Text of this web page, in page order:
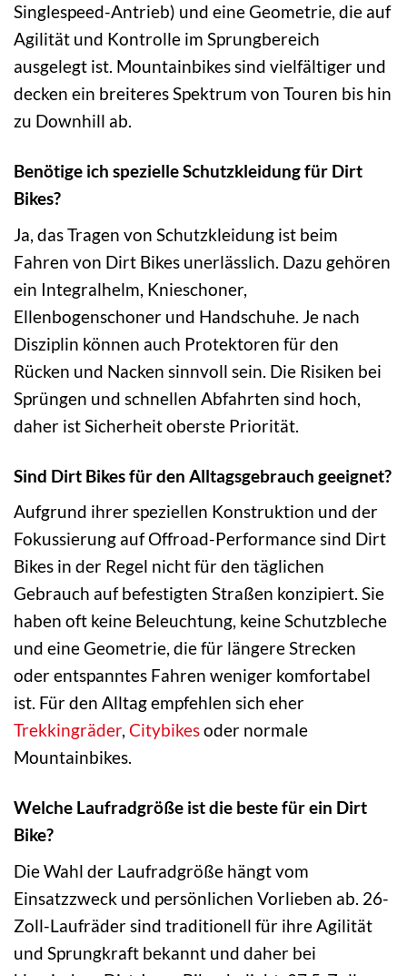
Singlespeed-Antrieb) und eine Geometrie, die auf
Agilität und Kontrolle im Sprungbereich
ausgelegt ist. Mountainbikes sind vielfältiger und
decken ein breiteres Spektrum von Touren bis hin
zu Downhill ab.
Benötige ich spezielle Schutzkleidung für Dirt
Bikes?
Ja, das Tragen von Schutzkleidung ist beim
Fahren von Dirt Bikes unerlässlich. Dazu gehören
ein Integralhelm, Knieschoner,
Ellenbogenschoner und Handschuhe. Je nach
Disziplin können auch Protektoren für den
Rücken und Nacken sinnvoll sein. Die Risiken bei
Sprüngen und schnellen Abfahrten sind hoch,
daher ist Sicherheit oberste Priorität.
Sind Dirt Bikes für den Alltagsgebrauch geeignet?
Aufgrund ihrer speziellen Konstruktion und der
Fokussierung auf Offroad-Performance sind Dirt
Bikes in der Regel nicht für den täglichen
Gebrauch auf befestigten Straßen konzipiert. Sie
haben oft keine Beleuchtung, keine Schutzbleche
und eine Geometrie, die für längere Strecken
oder entspanntes Fahren weniger komfortabel
ist. Für den Alltag empfehlen sich eher
Trekkingräder, Citybikesoder normale
Mountainbikes.
Welche Laufradgröße ist die beste für ein Dirt
Bike?
Die Wahl der Laufradgröße hängt vom
Einsatzzweck und persönlichen Vorlieben ab. 26-
Zoll-Laufräder sind traditionell für ihre Agilität
und Sprungkraft bekannt und daher bei